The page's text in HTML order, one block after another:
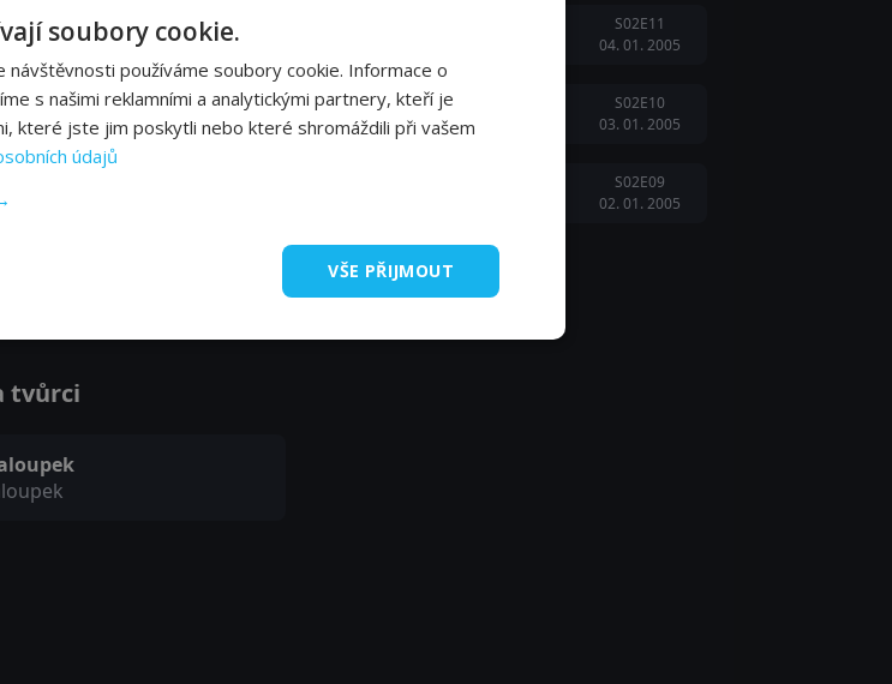
S02E11
04. 01. 2005
S02E10
03. 01. 2005
S02E09
02. 01. 2005
tvůrci
soubory cookie.
návštěvnosti používáme soubory cookie. Informace o
s našimi reklamními a analytickými partnery, kteří je
které jste jim poskytli nebo které shromáždili při vašem
údajů
VŠE PŘIJMOUT